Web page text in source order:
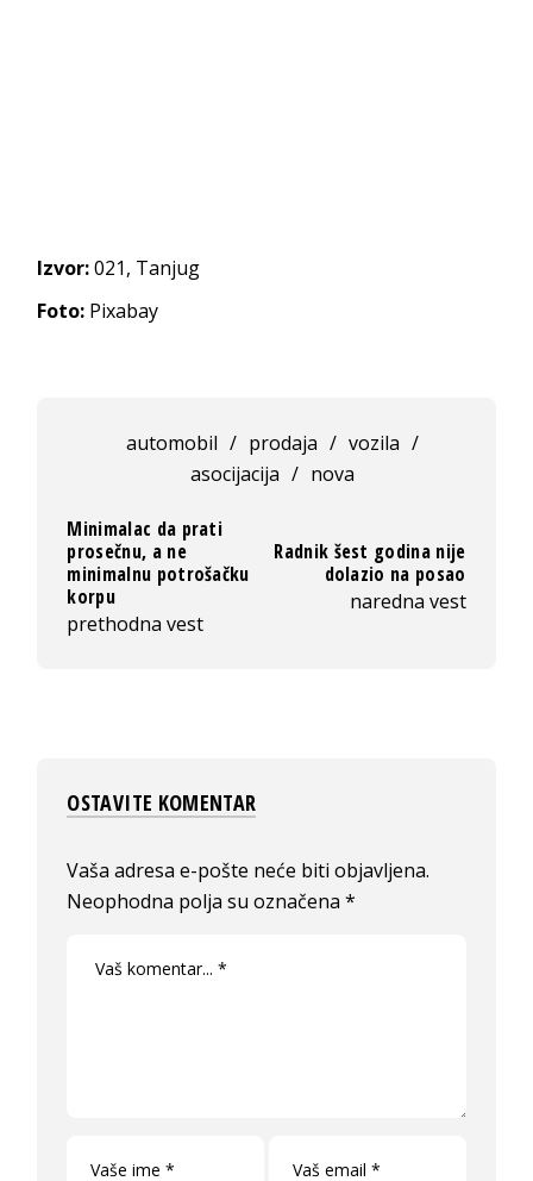
Izvor:021, Tanjug
Foto: Pixabay
automobil / prodaja / vozila /
asocijacija / nova
Minimalac da prati
prosečnu, a ne
minimalnu potrošačku
korpu
prethodna vest
Radnik šest godina nije
dolazio na posao
naredna vest
OSTAVITE KOMENTAR
Vaša adresa e-pošte neće biti objavljena.
Neophodna polja su označena*